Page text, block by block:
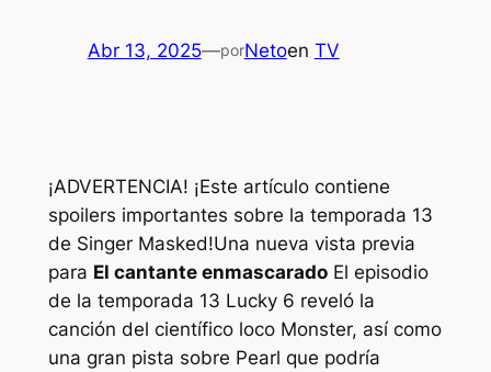
Abr 13, 2025—porNetoen TV
¡ADVERTENCIA! ¡Este artículo contiene
spoilers importantes sobre la temporada 13
de Singer Masked!Una nueva vista previa
para El cantante enmascaradoEl episodio
de la temporada 13 Lucky 6 reveló la
canción del científico loco Monster, así como
una gran pista sobre Pearl que podría